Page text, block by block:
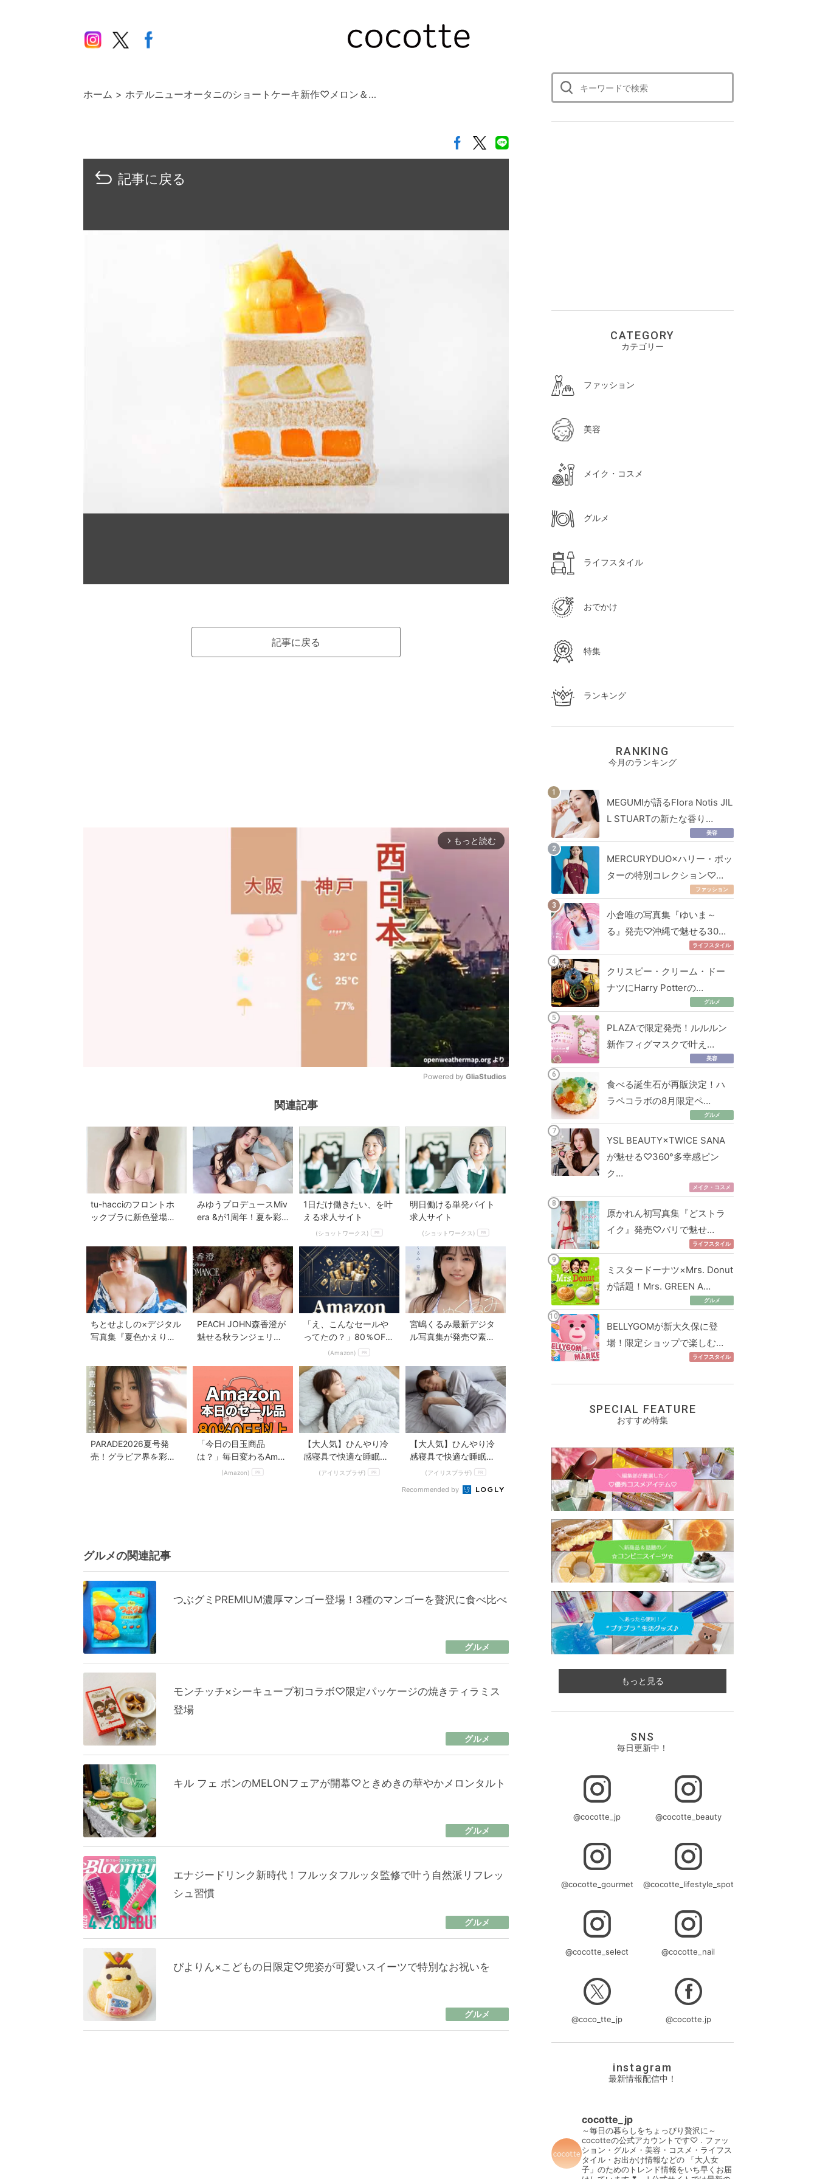
ホーム ホテルニューオータニのショートケーキ新作♡メロン＆…
記事に戻る
記事に戻る
arrow_forward_ios もっと読む
Powered by GliaStudios
関連記事
tu-hacciのフロントホ
ックブラに新色登場♡
みゆうプロデュースMiv
era &が1周年！夏を彩
1日だけ働きたい、を叶
える求人サイト
(ショットワークス) PR
明日働ける単発バイト
求人サイト
(ショットワークス) PR
ちとせよしの×デジタル
写真集『夏色かえり
PEACH JOHN森香澄が
魅せる秋ランジェリー
「え、こんなセールや
ってたの？」80％OFF
以上が続々登場！Amaz
(Amazon) PR
宮嶋くるみ最新デジタ
ル写真集が発売♡素顔
PARADE2026夏号発
売！グラビア界を彩る
「今日の目玉商品
は？」毎日変わるAmaz
onタイムセールが見逃
(Amazon) PR
【大人気】ひんやり冷
感寝具で快適な睡眠を
あなたに。
(アイリスプラザ) PR
【大人気】ひんやり冷
感寝具で快適な睡眠を
あなたに。
(アイリスプラザ) PR
Recommended by
グルメの関連記事
つぶグミPREMIUM濃厚マンゴー登場！3種のマンゴーを贅沢に食べ比べ
グルメ
モンチッチ×シーキューブ初コラボ♡限定パッケージの焼きティラミス
登場
グルメ
キル フェ ボンのMELONフェアが開幕♡ときめきの華やかメロンタルト
グルメ
エナジードリンク新時代！フルッタフルッタ監修で叶う自然派リフレッ
シュ習慣
グルメ
ぴよりん×こどもの日限定♡兜姿が可愛いスイーツで特別なお祝いを
グルメ
CATEGORY
カテゴリー
ファッション
美容
メイク・コスメ
グルメ
ライフスタイル
おでかけ
特集
ランキング
RANKING
今月のランキング
MEGUMIが語るFlora Notis JIL
L STUARTの新たな香り…
美容
MERCURYDUO×ハリー・ポッ
ターの特別コレクション♡…
ファッション
小倉唯の写真集『ゆいま～
る』発売♡沖縄で魅せる30…
ライフスタイル
クリスピー・クリーム・ドー
ナツにHarry Potterの…
グルメ
PLAZAで限定発売！ルルルン
新作フィグマスクで叶え…
美容
食べる誕生石が再販決定！ハ
ラペコラボの8月限定ペ…
グルメ
YSL BEAUTY×TWICE SANA
が魅せる♡360°多幸感ピン
ク…
メイク・コスメ
原かれん初写真集『どストラ
イク』発売♡バリで魅せ…
ライフスタイル
ミスタードーナツ×Mrs. Donut
が話題！Mrs. GREEN A…
グルメ
BELLYGOMが新大久保に登
場！限定ショップで楽しむ…
ライフスタイル
SPECIAL FEATURE
おすすめ特集
もっと見る
SNS
毎日更新中！
@cocotte_jp @cocotte_beauty
@cocotte_gourmet @cocotte_lifestyle_spot
@cocotte_select @cocotte_nail
@coco_tte_jp @cocotte.jp
instagram
最新情報配信中！
cocotte_jp
～毎日の暮らしをちょっぴり贅沢に～
cocotteの公式アカウントです♡ . ファッ
ション・グルメ・美容・コスメ・ライフス
タイル・お出かけ情報などの 「大人女
子」のためのトレンド情報をいち早くお届